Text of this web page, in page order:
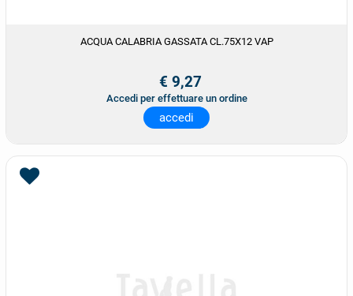
ACQUA CALABRIA GASSATA CL.75X12 VAP
€ 9,27
Accedi per effettuare un ordine
accedi